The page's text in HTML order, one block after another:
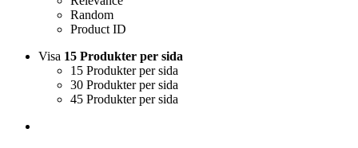
Random
Product ID
Visa 15 Produkter per sida
15 Produkter per sida
30 Produkter per sida
45 Produkter per sida